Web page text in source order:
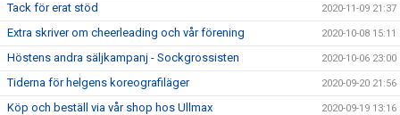
Tack för erat stöd 2020-11-09 21:37
Extra skriver om cheerleading och vår förening 2020-10-08 15:11
Höstens andra säljkampanj - Sockgrossisten 2020-10-06 23:00
Tiderna för helgens koreografiläger 2020-09-20 21:56
Köp och beställ via vår shop hos Ullmax 2020-09-19 13:16